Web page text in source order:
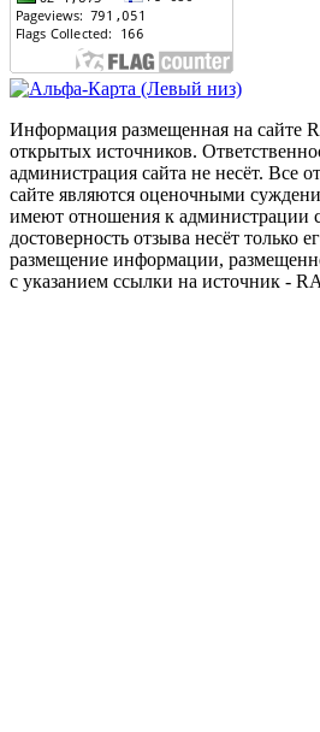
Информация размещенная на сайте
открытых источников.
администрация сайта не несёт. Все
сайте являются оценочными
имеют отношения к администрации
достоверность отзыва несёт только
размещение информации,
с указанием ссылки на источник -